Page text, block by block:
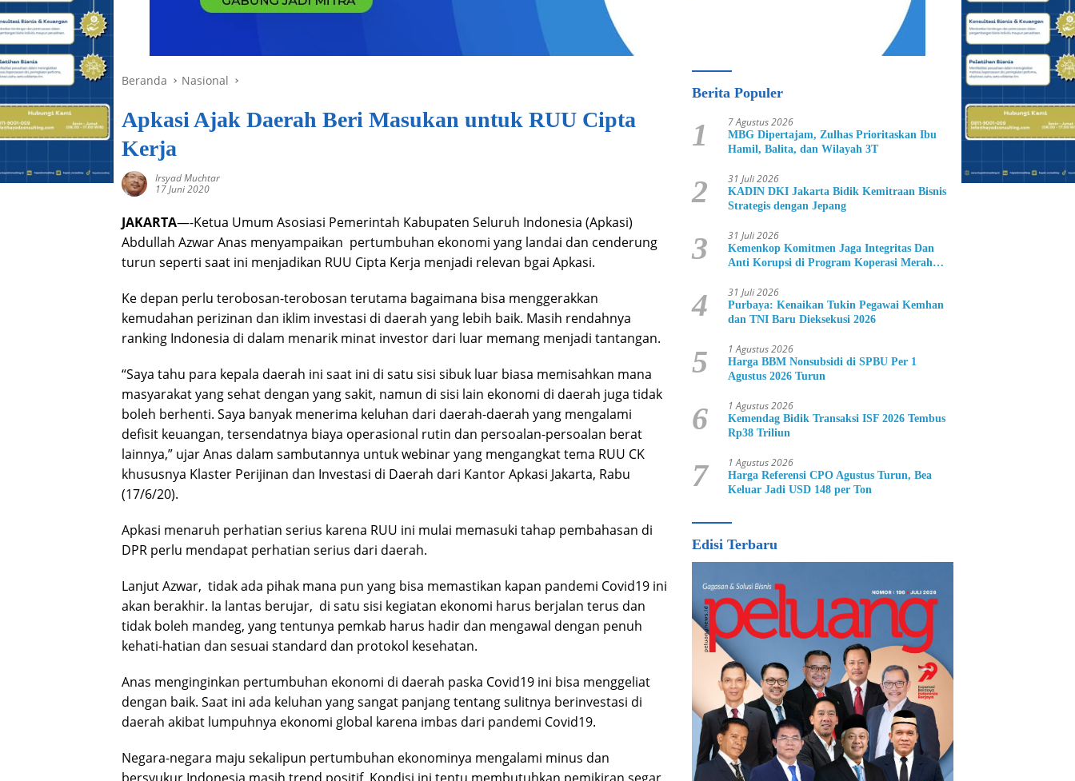
Beranda Nasional
Apkasi Ajak Daerah Beri Masukan untuk RUU Cipta
Kerja
Irsyad Muchtar
17 Juni 2020
JAKARTA—-Ketua Umum Asosiasi Pemerintah Kabupaten Seluruh Indonesia (Apkasi)
Abdullah Azwar Anas menyampaikan pertumbuhan ekonomi yang landai dan cenderung
turun seperti saat ini menjadikan RUU Cipta Kerja menjadi relevan bgai Apkasi.
Ke depan perlu terobosan-terobosan terutama bagaimana bisa menggerakkan
kemudahan perizinan dan iklim investasi di daerah yang lebih baik. Masih rendahnya
ranking Indonesia di dalam menarik minat investor dari luar memang menjadi tantangan.
“Saya tahu para kepala daerah ini saat ini di satu sisi sibuk luar biasa memisahkan mana
masyarakat yang sehat dengan yang sakit, namun di sisi lain ekonomi di daerah juga tidak
boleh berhenti. Saya banyak menerima keluhan dari daerah-daerah yang mengalami
defisit keuangan, tersendatnya biaya operasional rutin dan persoalan-persoalan berat
lainnya,” ujar Anas dalam sambutannya untuk webinar yang mengangkat tema RUU CK
khususnya Klaster Perijinan dan Investasi di Daerah dari Kantor Apkasi Jakarta, Rabu
(17/6/20).
Apkasi menaruh perhatian serius karena RUU ini mulai memasuki tahap pembahasan di
DPR perlu mendapat perhatian serius dari daerah.
Lanjut Azwar, tidak ada pihak mana pun yang bisa memastikan kapan pandemi Covid19 ini
akan berakhir. Ia lantas berujar, di satu sisi kegiatan ekonomi harus berjalan terus dan
tidak boleh mandeg, yang tentunya pemkab harus hadir dan mengawal dengan penuh
kehati-hatian dan sesuai standard dan protokol kesehatan.
Anas menginginkan pertumbuhan ekonomi di daerah paska Covid19 ini bisa menggeliat
dengan baik. Saat ini ada keluhan yang sangat panjang tentang sulitnya berinvestasi di
daerah akibat lumpuhnya ekonomi global karena imbas dari pandemi Covid19.
Negara-negara maju sekalipun pertumbuhan ekonominya mengalami minus dan
Berita Populer
1 7 Agustus 2026
MBG Dipertajam, Zulhas Prioritaskan Ibu
Hamil, Balita, dan Wilayah 3T
2 31 Juli 2026
KADIN DKI Jakarta Bidik Kemitraan Bisnis
Strategis dengan Jepang
3 31 Juli 2026
Kemenkop Komitmen Jaga Integritas Dan
Anti Korupsi di Program Koperasi Merah
4 31 Juli 2026
Purbaya: Kenaikan Tukin Pegawai Kemhan
dan TNI Baru Dieksekusi 2026
5 1 Agustus 2026
Harga BBM Nonsubsidi di SPBU Per 1
Agustus 2026 Turun
6 1 Agustus 2026
Kemendag Bidik Transaksi ISF 2026 Tembus
Rp38 Triliun
7 1 Agustus 2026
Harga Referensi CPO Agustus Turun, Bea
Keluar Jadi USD 148 per Ton
Edisi Terbaru